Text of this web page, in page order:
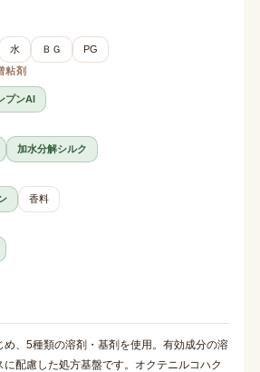
水 ＢＧ
PG
粘剤
プンAl
加水分解シルク
香料
め、5種類の溶剤・基剤を使用。有効成分の溶
配慮した処方基盤です。オクテニルコハク